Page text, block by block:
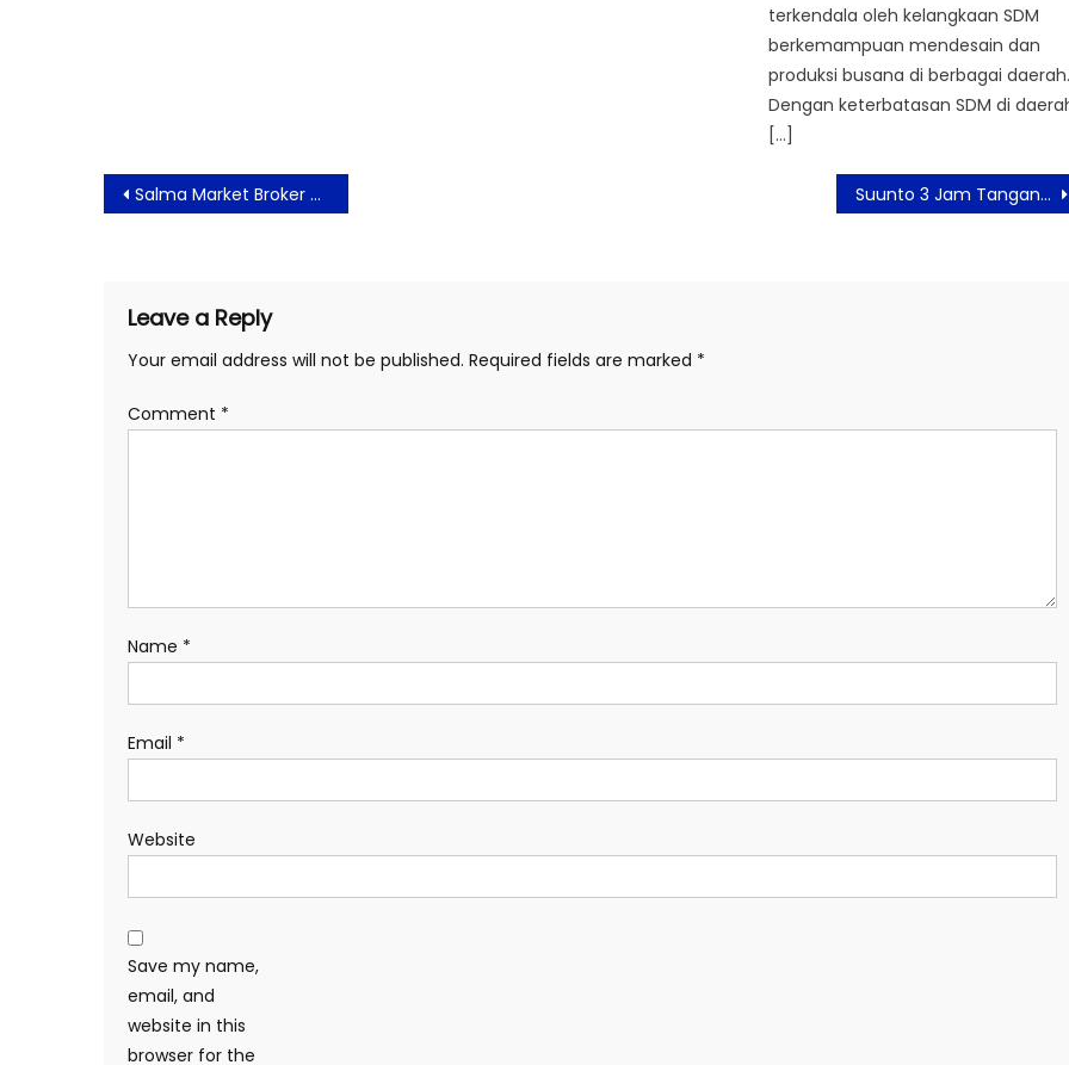
terkendala oleh kelangkaan SDM
berkemampuan mendesain dan
produksi busana di berbagai daerah.
Dengan keterbatasan SDM di
[…]
Post
navigation
Salma Market Broker Berikan Bonus Diskon 50 % Buat Trader Indonesia Suunto 3 Jam Tangan Pintar Untuk Aktifitas Dan Olahragawan
Leave a Reply
Your email address will not be published. Required fields are marked *
Comment *
Name *
Email *
Website
Save my name,
email, and
website in this
browser for the